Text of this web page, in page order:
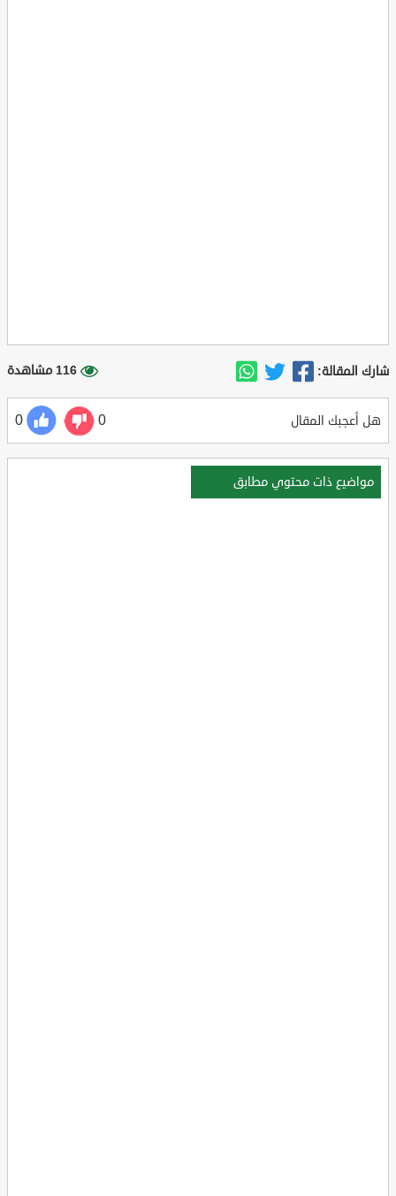
شارك المقالة: 116 مشاهدة
هل أعجبك المقال 0
0
مواضيع ذات محتوي مطابق